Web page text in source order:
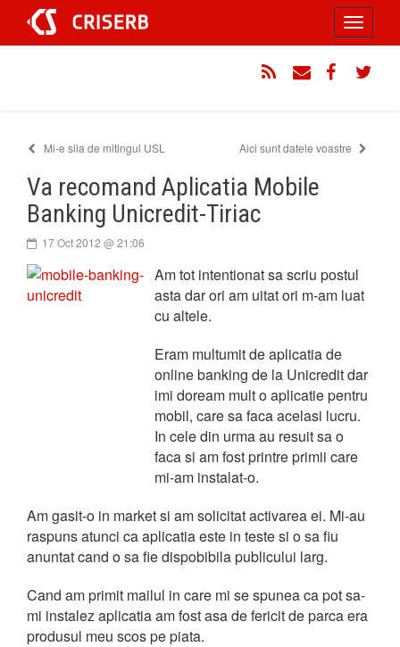
conținut
Toggle
Mi-e sila de mitingul USL Aici sunt datele voastre
Va recomand Aplicatia Mobile
Banking Unicredit-Tiriac
17 Oct 2012 @ 21:06
Am tot intentionat sa scriu postul
asta dar ori am uitat ori m-am luat
cu altele.
Eram multumit de aplicatia de
online banking de la Unicredit dar
imi doream mult o aplicatie pentru
mobil, care sa faca acelasi lucru.
In cele din urma au resuit sa o
faca si am fost printre primii care
mi-am instalat-o.
Am gasit-o in market si am solicitat activarea ei. Mi-au
raspuns atunci ca aplicatia este in teste si o sa fiu
anuntat cand o sa fie dispobibila publicului larg.
Cand am primit mailul in care mi se spunea ca pot sa-
mi instalez aplicatia am fost asa de fericit de parca era
produsul meu scos pe piata.